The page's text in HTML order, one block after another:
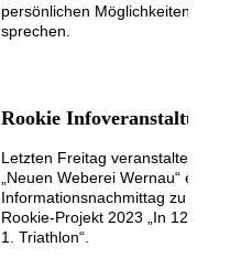
persönlichen Möglichkeiten und
sprechen.
Rookie Infoveranstaltung
Letzten Freitag veranstalteten
„Neuen Weberei Wernau“ einen
Informationsnachmittag zu
Rookie-Projekt 2023 „In 123
1. Triathlon“.